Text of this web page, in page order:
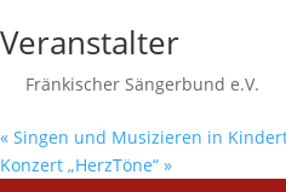
Veranstalter
Fränkischer Sängerbund e.V.
« Singen und Musizieren in
Konzert „HerzTöne“ »